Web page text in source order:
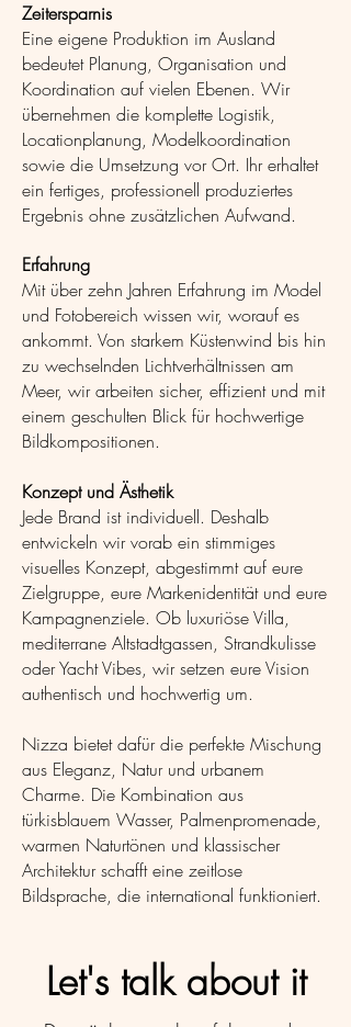
Zeitersparnis
Eine eigene Produktion im Ausland
bedeutet Planung, Organisation und
Koordination auf vielen Ebenen. Wir
übernehmen die komplette Logistik,
Locationplanung, Modelkoordination
sowie die Umsetzung vor Ort. Ihr erhaltet
ein fertiges, professionell produziertes
Ergebnis ohne zusätzlichen Aufwand.
Erfahrung
Mit über zehn Jahren Erfahrung im Model
und Fotobereich wissen wir, worauf es
ankommt. Von starkem Küstenwind bis hin
zu wechselnden Lichtverhältnissen am
Meer, wir arbeiten sicher, effizient und mit
einem geschulten Blick für hochwertige
Bildkompositionen.
Konzept und Ästhetik
Jede Brand ist individuell. Deshalb
entwickeln wir vorab ein stimmiges
visuelles Konzept, abgestimmt auf eure
Zielgruppe, eure Markenidentität und eure
Kampagnenziele. Ob luxuriöse Villa,
mediterrane Altstadtgassen, Strandkulisse
oder Yacht Vibes, wir setzen eure Vision
authentisch und hochwertig um.
Nizza bietet dafür die perfekte Mischung
aus Eleganz, Natur und urbanem
Charme. Die Kombination aus
türkisblauem Wasser, Palmenpromenade,
warmen Naturtönen und klassischer
Architektur schafft eine zeitlose
Bildsprache, die international funktioniert.
Let's talk about it